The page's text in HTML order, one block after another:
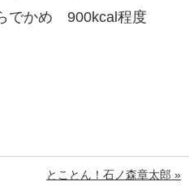
かめ 900kcal程度
とことん！石ノ森章太郎 »